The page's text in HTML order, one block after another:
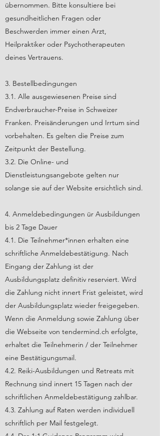
übernommen. Bitte konsultiere bei
gesundheitlichen Fragen oder
Beschwerden immer einen Arzt,
Heilpraktiker oder Psychotherapeuten
deines Vertrauens.
3. Bestellbedingungen
3.1. Alle ausgewiesenen Preise sind
Endverbraucher-Preise in Schweizer
Franken. Preisänderungen und Irrtum sind
vorbehalten. Es gelten die Preise zum
Zeitpunkt der Bestellung.
3.2. Die Online- und
Dienstleistungsangebote gelten nur
solange sie auf der Website ersichtlich sind.
4. Anmeldebedingungen ür Ausbildungen
bis 2 Tage Dauer
4.1. Die Teilnehmer*innen erhalten eine
schriftliche Anmeldebestätigung. Nach
Eingang der Zahlung ist der
Ausbildungsplatz definitiv reserviert. Wird
die Zahlung nicht innert Frist geleistet, wird
der Ausbildungsplatz wieder freigegeben.
Wenn die Anmeldung sowie Zahlung über
die Webseite von tendermind.ch erfolgte,
erhaltet die Teilnehmerin / der Teilnehmer
eine Bestätigungsmail.
4.2. Reiki-Ausbildungen und Retreats mit
Rechnung sind innert 15 Tagen nach der
schriftlichen Anmeldebestätigung zahlbar.
4.3. Zahlung auf Raten werden individuell
schriftlich per Mail festgelegt.